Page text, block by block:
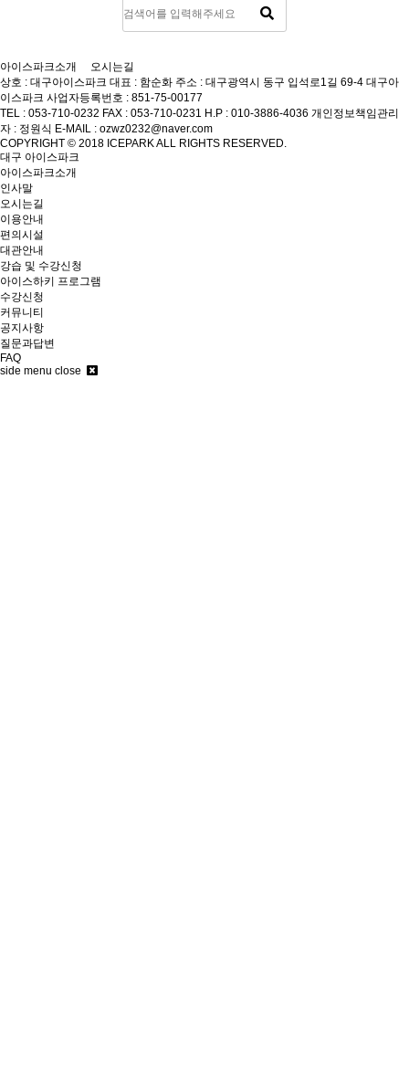
아이스파크소개
오시는길
상호 : 대구아이스파크 대표 : 함순화 주소 : 대구광역시 동구 입석로1길 69-4 대구아
이스파크 사업자등록번호 : 851-75-00177
TEL : 053-710-0232 FAX : 053-710-0231 H.P : 010-3886-4036 개인정보책임관리
자 : 정원식 E-MAIL : ozwz0232@naver.com
COPYRIGHT © 2018 ICEPARK ALL RIGHTS RESERVED.
대구 아이스파크
아이스파크소개
인사말
오시는길
이용안내
편의시설
대관안내
강습 및 수강신청
아이스하키 프로그램
수강신청
커뮤니티
공지사항
질문과답변
FAQ
side menu close